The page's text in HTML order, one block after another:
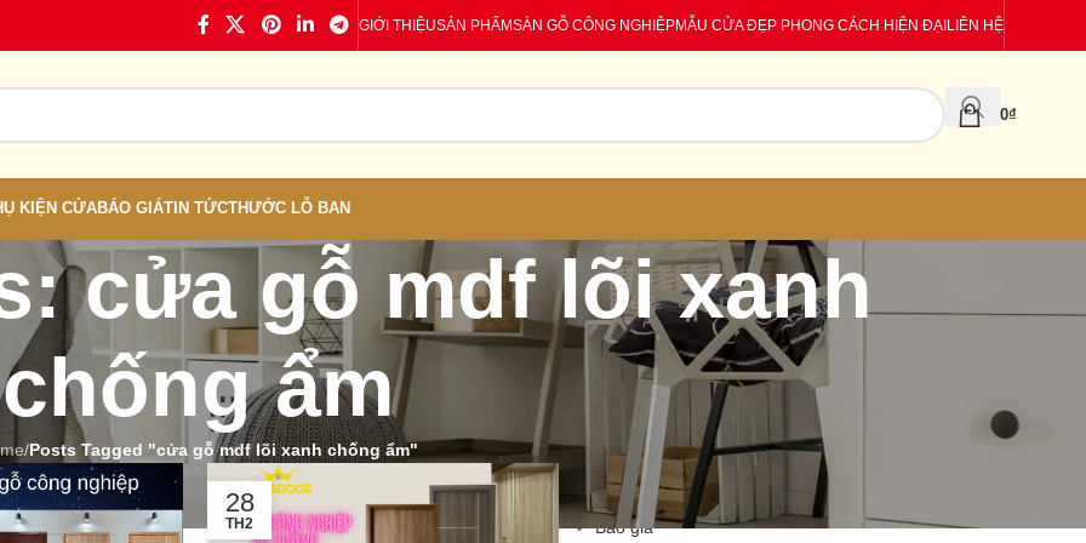
GIỚI THIỆUSẢN PHẨMSÀN GỖ CÔNG NGHIỆPMẪU CỬA ĐẸP PHONG CÁCH HIỆN ĐẠILIÊN HỆ
0₫
KIỆN CỬABÁO GIÁTIN TỨCTHƯỚC LỖ BAN
cửa gỗ mdf lõi xanh
chống ẩm
/Posts Tagged "cửa gỗ mdf lõi xanh chống ẩm"
28
TH2
CATEGORIES
Báo giá